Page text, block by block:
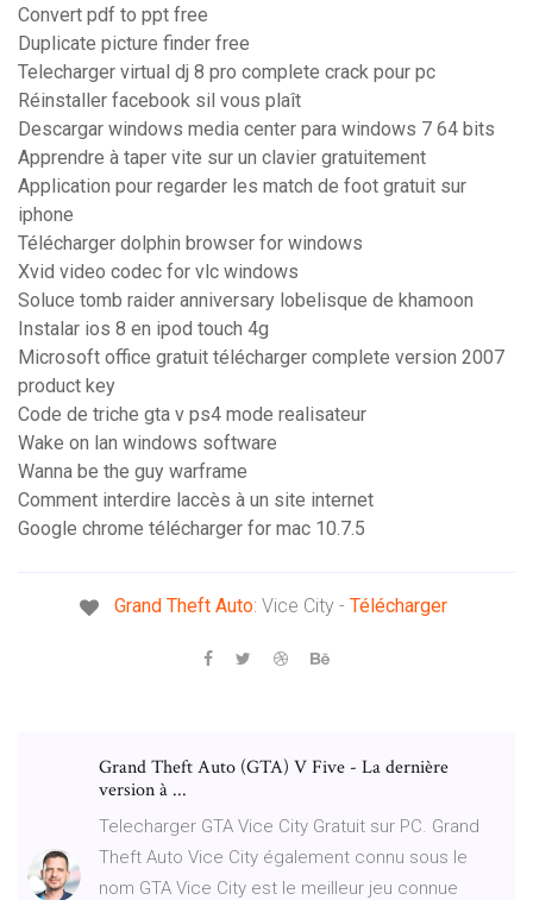
Convert pdf to ppt free
Duplicate picture finder free
Telecharger virtual dj 8 pro complete crack pour pc
Réinstaller facebook sil vous plaît
Descargar windows media center para windows 7 64 bits
Apprendre à taper vite sur un clavier gratuitement
Application pour regarder les match de foot gratuit sur
iphone
Télécharger dolphin browser for windows
Xvid video codec for vlc windows
Soluce tomb raider anniversary lobelisque de khamoon
Instalar ios 8 en ipod touch 4g
Microsoft office gratuit télécharger complete version 2007
product key
Code de triche gta v ps4 mode realisateur
Wake on lan windows software
Wanna be the guy warframe
Comment interdire laccès à un site internet
Google chrome télécharger for mac 10.7.5
Grand Theft Auto: Vice City - Télécharger
Grand Theft Auto (GTA) V Five - La dernière
version à ...
Telecharger GTA Vice City Gratuit sur PC. Grand
Theft Auto Vice City également connu sous le
nom GTA Vice City est le meilleur jeu connue